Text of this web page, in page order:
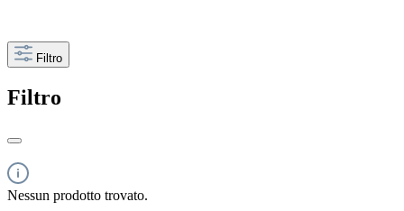
Filtro
Filtro
Nessun prodotto trovato.